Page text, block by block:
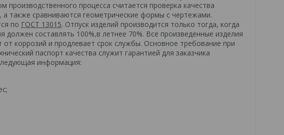
производственного процесса считается проверка качества
также сравниваются геометрические формы с чертежами.
по ГОСТ 13015. Отпуск изделий производится только тогда, когда
составлять 100%,в летнее 70%. Все произведенные изделия
коррозий и продлевает срок службы. Основное требование при
паспорт качества служит гарантией для заказчика
информация: